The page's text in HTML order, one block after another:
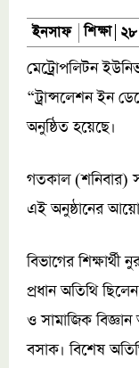
ইনসাফ শিক্ষা ২৮
মেট্রোপলিটন
“ট্রান্সলেশন ইন
অনুষ্ঠিত হয়েছে।
গতকাল (শনিবার)
এই অনুষ্ঠানের
বিভাগের শিক্ষার্থী
প্রধান অতিথি
ও সামাজিক
বসাক। বিশেষ